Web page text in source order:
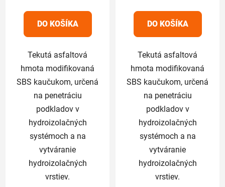
5
hviezdičiek.
DO KOŠÍKA
Tekutá asfaltová
hmota modifikovaná
SBS kaučukom, určená
na penetráciu
podkladov v
hydroizolačných
systémoch a na
vytváranie
hydroizolačných
vrstiev.
5
hviezdičiek.
DO KOŠÍKA
Tekutá asfaltová
hmota modifikovaná
SBS kaučukom, určená
na penetráciu
podkladov v
hydroizolačných
systémoch a na
vytváranie
hydroizolačných
vrstiev.